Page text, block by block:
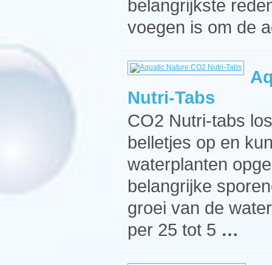
belangrijkste
voegen is om de
Nutri-Tabs
CO2 Nutri-tabs
belletjes op en
waterplanten
belangrijke
groei van de
per 25 tot 5 …